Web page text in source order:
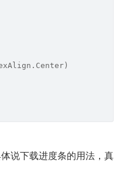
说下载进度条的用法，真